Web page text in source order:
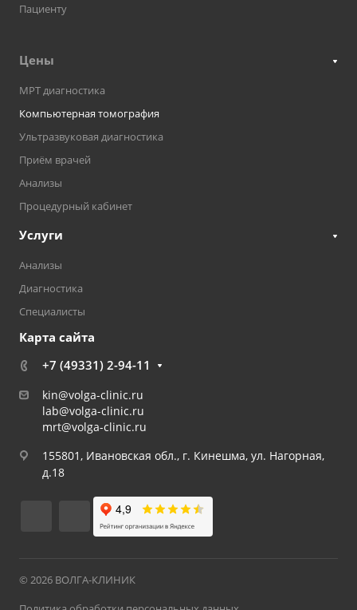
Пациенту
Цены
МРТ диагностика
Компьютерная томография
Ультразвуковая диагностика
Приём врачей
Анализы
Процедурный кабинет
Услуги
Анализы
Диагностика
Специалисты
Карта сайта
+7 (49331) 2-94-11
kin@volga-clinic.ru
lab@volga-clinic.ru
mrt@volga-clinic.ru
155801, Ивановская обл., г. Кинешма, ул. Нагорная,
д.18
© 2026 ВОЛГА-КЛИНИК